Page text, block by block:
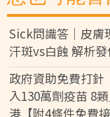
Sick問識答｜皮膚
汗斑vs白蝕 解析
政府資助免費打針
入130萬劑疫苗 8
港【附4條件免費接